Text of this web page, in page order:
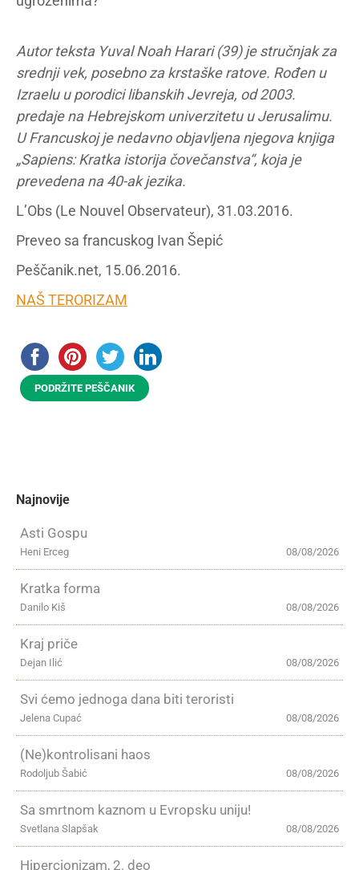
Autor teksta Yuval Noah Harari (39) je stručnjak za
srednji vek, posebno za krstaške ratove. Rođen u
Izraelu u porodici libanskih Jevreja, od 2003.
predaje na Hebrejskom univerzitetu u Jerusalimu.
U Francuskoj je nedavno objavljena njegova knjiga
„Sapiens: Kratka istorija čovečanstva“, koja je
prevedena na 40-ak jezika.
L’Obs (Le Nouvel Observateur), 31.03.2016.
Preveo sa francuskog Ivan Šepić
Peščanik.net, 15.06.2016.
NAŠ TERORIZAM
PODRŽITE PEŠČANIK
Najnovije
Asti Gospu
08/08/2026
Heni Erceg
Kratka forma
08/08/2026
Danilo Kiš
Kraj priče
08/08/2026
Dejan Ilić
Svi ćemo jednoga dana biti teroristi
08/08/2026
Jelena Cupać
(Ne)kontrolisani haos
08/08/2026
Rodoljub Šabić
Sa smrtnom kaznom u Evropsku uniju!
08/08/2026
Svetlana Slapšak
Hipercionizam, 2. deo